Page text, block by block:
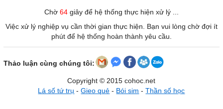
Chờ 64giây để hệ thống thực hiện xử lý ...
Việc xử lý nghiệp vụ cần thời gian thực hiện. Bạn vui lòng chờ đợi ít
phút để hệ thống hoàn thành yêu cầu.
Thảo luận cùng chúng tôi:
Copyright © 2015 cohoc.net
Lá số tứ trụ -Gieo quẻ - Bói sim -Thần số học